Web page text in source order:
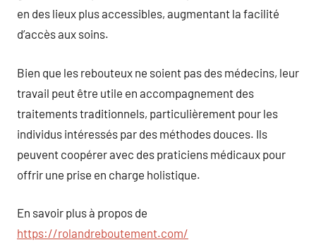
en des lieux plus accessibles, augmentant la facilité
d’accès aux soins.
Bien que les rebouteux ne soient pas des médecins, leur
travail peut être utile en accompagnement des
traitements traditionnels, particulièrement pour les
individus intéressés par des méthodes douces. Ils
peuvent coopérer avec des praticiens médicaux pour
offrir une prise en charge holistique.
En savoir plus à propos de
https://rolandreboutement.com/